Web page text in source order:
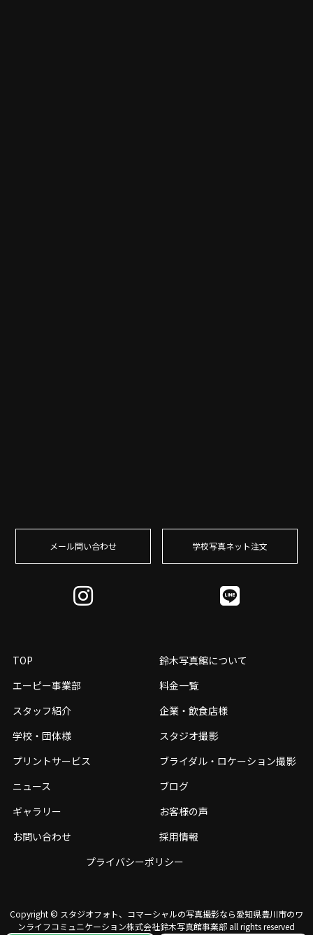
メール問い合わせ 学校写真ネット注⽂
TOP
鈴木写真館について
エーピー事業部
料金一覧
スタッフ紹介
企業・飲食店様
学校・団体様
スタジオ撮影
プリントサービス
ブライダル・ロケーション撮影
ニュース
ブログ
ギャラリー
お客様の声
お問い合わせ
採用情報
プライバシーポリシー
Copyright © スタジオフォト、コマーシャルの写真撮影なら愛知県豊川市のワ
ンライフコミュニケーション株式会社鈴⽊写真館事業部 all rights reserved